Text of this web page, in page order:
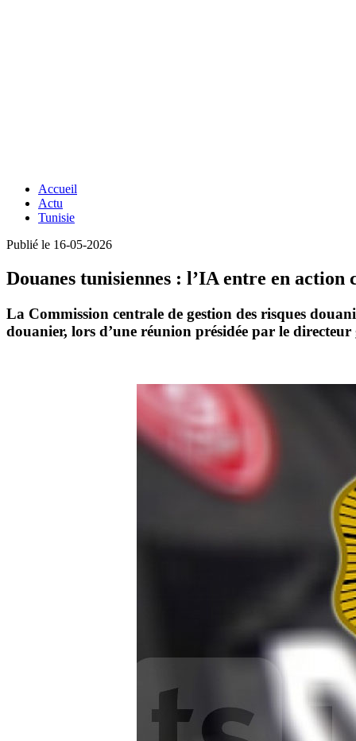
Accueil
Actu
Tunisie
Publié le 16-05-2026
Douanes tunisiennes : l’IA entre en action
La Commission centrale de gestion des risques
douanier, lors d’une réunion présidée par le directeur